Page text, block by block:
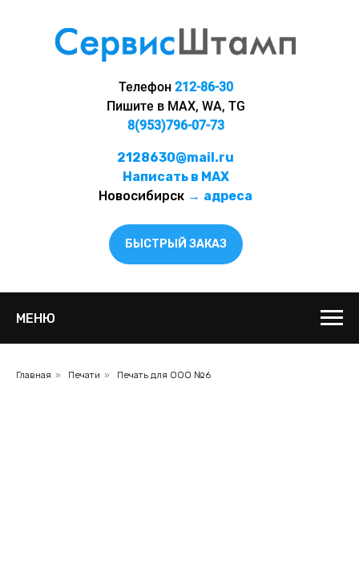
Телефон 212-86-30
Пишите в MAX, WA, TG
8(953)796-07-73
2128630@mail.ru
Написать в MAX
Новосибирск → адреса
БЫСТРЫЙ ЗАКАЗ
МЕНЮ
Главная » Печати » Печать для ООО №6